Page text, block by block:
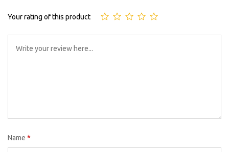
Your rating of this product
Name *